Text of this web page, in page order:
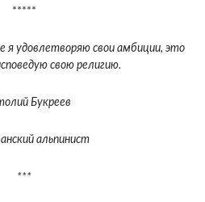
*****
я удовлетворяю свои амбиции, это
свою религию.
Букреев
альпинист
***